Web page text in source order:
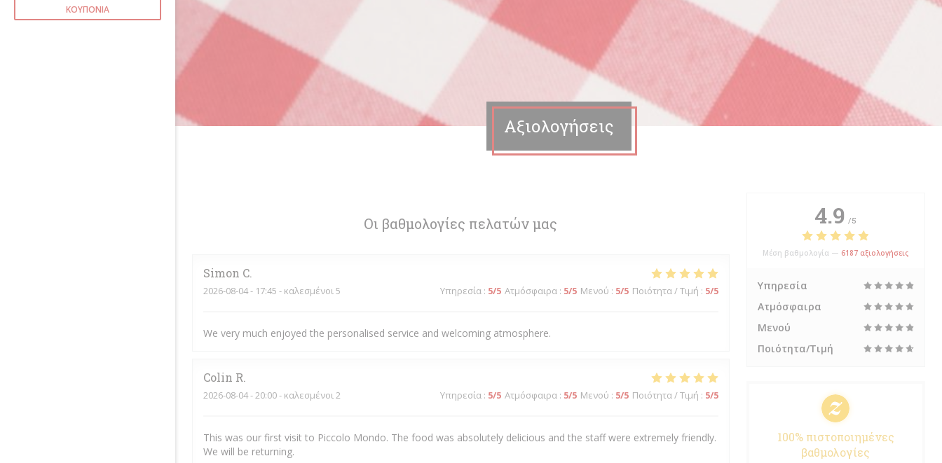
ΚΟΥΠΌΝΙΑ
Αξιολογήσεις
Οι βαθμολογίες πελατών μας
Simon C
2026-08-04- 17:45 - καλεσμένοι 5 Υπηρεσία: 5/5 Ατμόσφαιρα: 5/5 Μενού : 5/5 Ποιότητα / Τιμή : 5/5
We very much enjoyed the personalised service and welcoming atmosphere.
Colin R
2026-08-04- 20:00 - καλεσμένοι 2 Υπηρεσία: 5/5 Ατμόσφαιρα: 5/5 Μενού : 5/5 Ποιότητα / Τιμή : 5/5
This was our first visit to Piccolo Mondo. The food was absolutely delicious and the staff were extremely friendly.
We will be returning.
4.9 /5
Μέση βαθμολογία — 6187 αξιολογήσεις
Υπηρεσία
Ατμόσφαιρα
Μενού
Ποιότητα/Τιμή
100% πιστοποιημένες
βαθμολογίες